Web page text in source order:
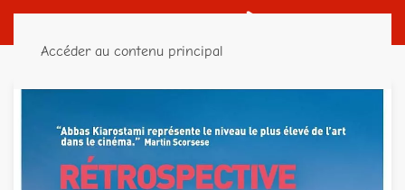
Accéder au contenu principal